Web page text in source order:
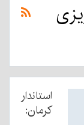
استاندار
کرمان: